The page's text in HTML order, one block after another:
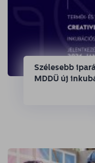
Szélesebb
MDDÜ új